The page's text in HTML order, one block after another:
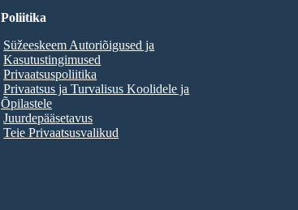
Poliitika
Süžeeskeem Autoriõigused ja
Kasutustingimused
Privaatsuspoliitika
Privaatsus ja Turvalisus Koolidele ja
Õpilastele
Juurdepääsetavus
Teie Privaatsusvalikud